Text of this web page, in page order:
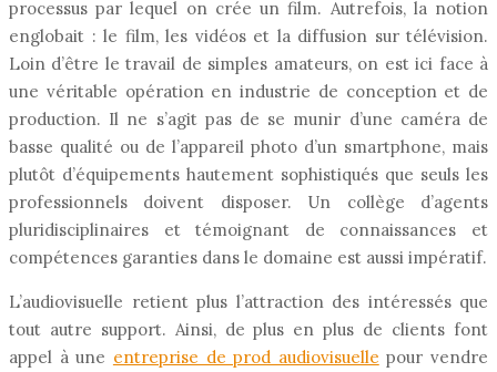
processus par lequel on crée un film. Autrefois, la notion
englobait : le film, les vidéos et la diffusion sur télévision.
Loin d’être le travail de simples amateurs, on est ici face à
une véritable opération en industrie de conception et de
production. Il ne s’agit pas de se munir d’une caméra de
basse qualité ou de l’appareil photo d’un smartphone, mais
plutôt d’équipements hautement sophistiqués que seuls les
professionnels doivent disposer. Un collège d’agents
pluridisciplinaires et témoignant de connaissances et
compétences garanties dans le domaine est aussi impératif.
L’audiovisuelle retient plus l’attraction des intéressés que
tout autre support. Ainsi, de plus en plus de clients font
appel à une entreprise de prod audiovisuelle pour vendre